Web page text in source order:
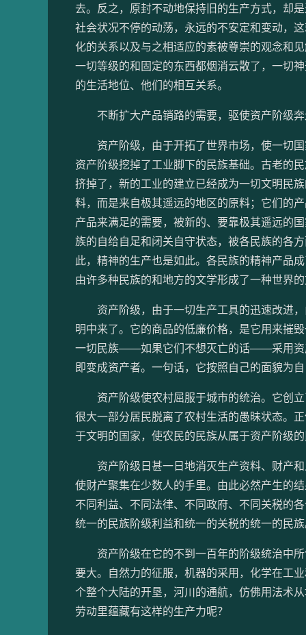
去。反之，原封不动地保持旧的生产方式，却
社会状况不停的动荡，永远的不安定和变动，
化的关系以及与之相适应的素被尊崇的观念和
一切等级的和固定的东西都烟消云散了，一切
的生活地位、他们的相互关系。
不断扩大产品销路的需要，驱使资产阶级奔
资产阶级，由于开拓了世界市场，使一切国
资产阶级挖掉了工业脚下的民族基础。古老的
挤掉了，新的工业的建立已经成为一切文明民
料，而是来自极其遥远的地区的原料；它们的
产品来满足的需要，被新的、要靠极其遥远的
族的自给自足和闭关自守状态，被各民族的各
此，精神的生产也是如此。各民族的精神产品
由许多种民族的和地方的文学形成了一种世界
资产阶级，由于一切生产工具的迅速改进，
明中来了。它的商品的低廉价格，是它用来摧
一切民族——如果它们不想灭亡的话——采用资
即变成资产者。一句话，它按照自己的面貌为
资产阶级使农村屈服于城市的统治。它创立
很大一部分居民脱离了农村生活的愚昧状态。
于文明的国家，使农民的民族从属于资产阶级
资产阶级日甚一日地消灭生产资料、财产和
使财产聚集在少数人的手里。由此必然产生的
不同利益、不同法律、不同政府、不同关税的
统一的民族阶级利益和统一的关税的统一的民
资产阶级在它的不到一百年的阶级统治中所
要大。自然力的征服，机器的采用，化学在工
个整个大陆的开垦，河川的通航，仿佛用法术
劳动里蕴藏有这样的生产力呢？